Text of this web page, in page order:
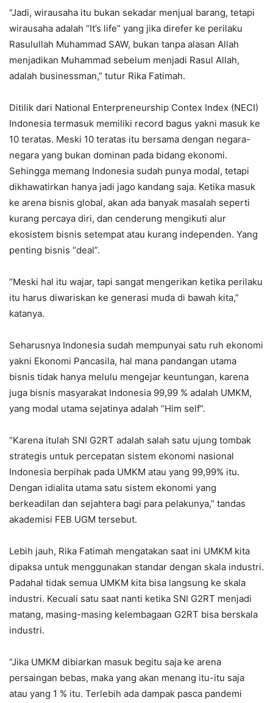
“Jadi, wirausaha itu bukan sekadar menjual barang, tetapi
wirausaha adalah “It’s life” yang jika direfer ke perilaku
Rasulullah Muhammad SAW, bukan tanpa alasan Allah
menjadikan Muhammad sebelum menjadi Rasul Allah,
adalah businessman,” tutur Rika Fatimah.
Ditilik dari National Enterpreneurship Contex Index (NECI)
Indonesia termasuk memiliki record bagus yakni masuk ke
10 teratas. Meski 10 teratas itu bersama dengan negara-
negara yang bukan dominan pada bidang ekonomi.
Sehingga memang Indonesia sudah punya modal, tetapi
dikhawatirkan hanya jadi jago kandang saja. Ketika masuk
ke arena bisnis global, akan ada banyak masalah seperti
kurang percaya diri, dan cenderung mengikuti alur
ekosistem bisnis setempat atau kurang independen. Yang
penting bisnis “deal”.
“Meski hal itu wajar, tapi sangat mengerikan ketika perilaku
itu harus diwariskan ke generasi muda di bawah kita,”
katanya.
Seharusnya Indonesia sudah mempunyai satu ruh ekonomi
yakni Ekonomi Pancasila, hal mana pandangan utama
bisnis tidak hanya melulu mengejar keuntungan, karena
juga bisnis masyarakat Indonesia 99,99 % adalah UMKM,
yang modal utama sejatinya adalah “Him self”.
“Karena itulah SNI G2RT adalah salah satu ujung tombak
strategis untuk percepatan sistem ekonomi nasional
Indonesia berpihak pada UMKM atau yang 99,99% itu.
Dengan idialita utama satu sistem ekonomi yang
berkeadilan dan sejahtera bagi para pelakunya,” tandas
akademisi FEB UGM tersebut.
Lebih jauh, Rika Fatimah mengatakan saat ini UMKM kita
dipaksa untuk menggunakan standar dengan skala industri.
Padahal tidak semua UMKM kita bisa langsung ke skala
industri. Kecuali satu saat nanti ketika SNI G2RT menjadi
matang, masing-masing kelembagaan G2RT bisa berskala
industri.
“Jika UMKM dibiarkan masuk begitu saja ke arena
persaingan bebas, maka yang akan menang itu-itu saja
atau yang 1 % itu. Terlebih ada dampak pasca pandemi